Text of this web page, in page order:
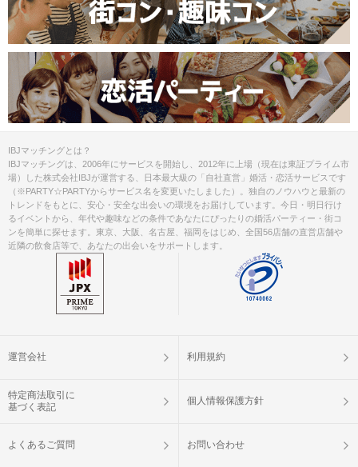
掲載開始日：2023/8/20
IBJマッチングとは？
IBJマッチングは、2006年にサービスを開始し、2012年に上場（現在は東証プライム市
場）した株式会社IBJが運営する、日本最大級の「自社直営」婚活・恋活サービスです
（※PARTY☆PARTYからサービス名を変更いたしました）。独自のノウハウと最新の
トレンドをもとに、安心・安全な出会いの環境をお届けしています。今日・明日行け
るイベントから、年代や趣味などの条件であなたにぴったりの婚活パーティー・街コ
ンを簡単に探せます。東京、大阪、名古屋、福岡をはじめ、全国56店舗の直営店舗や
近隣の飲食店等で、あなたの出会いをサポートします。
運営会社 利用規約
特定商法取引に
基づく表記
個人情報保護方針
よくあるご質問 お問い合わせ